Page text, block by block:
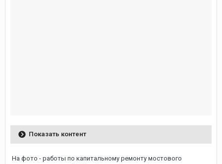
Показать контент
На фото - работы по капитальному ремонту мостового